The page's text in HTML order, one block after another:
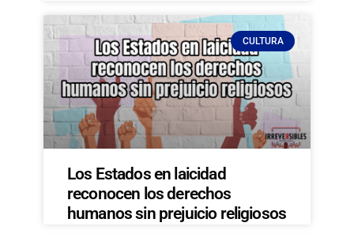
CULTURA
Los Estados en laicidad
reconocen los derechos
humanos sin prejuicio religiosos